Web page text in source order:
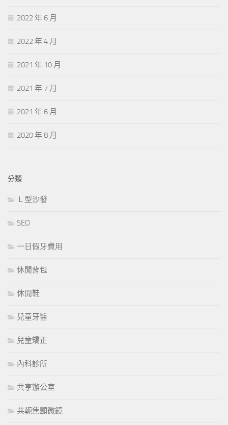
2022 年 6 月
2022 年 4 月
2021 年 10 月
2021 年 7 月
2021 年 6 月
2020 年 8 月
分類
Ｌ型沙發
SEO
一日假牙費用
休閒背包
休閒鞋
兒童牙醫
兒童矯正
內科診所
共享辦公室
共軛焦顯微鏡